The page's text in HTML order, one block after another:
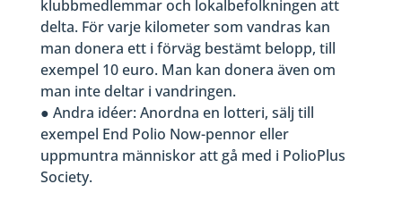
klubbmedlemmar och lokalbefolkningen att
delta. För varje kilometer som vandras kan
man donera ett i förväg bestämt belopp, till
exempel 10 euro. Man kan donera även om
man inte deltar i vandringen.
● Andra idéer: Anordna en lotteri, sälj till
exempel End Polio Now-pennor eller
uppmuntra människor att gå med i PolioPlus
Society.